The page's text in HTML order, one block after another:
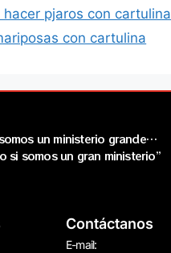
hacer pjaros con cartulina
con cartulina
un ministerio grande…
si somos un gran ministerio”
Contáctanos
E-mail: